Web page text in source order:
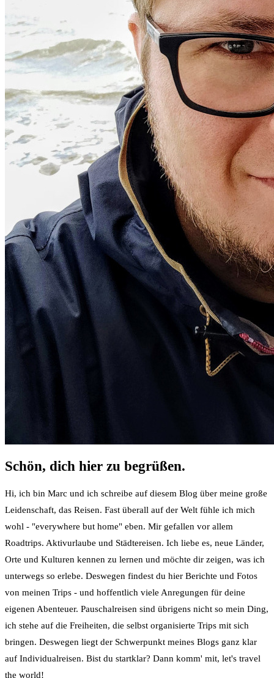
Schön, dich hier zu begrüßen.
Hi, ich bin Marc und ich schreibe auf diesem Blog über meine große
Leidenschaft, das Reisen. Fast überall auf der Welt fühle ich mich
wohl - "everywhere but home" eben. Mir gefallen vor allem
Roadtrips. Aktivurlaube und Städtereisen. Ich liebe es, neue Länder,
Orte und Kulturen kennen zu lernen und möchte dir zeigen, was ich
unterwegs so erlebe. Deswegen findest du hier Berichte und Fotos
von meinen Trips - und hoffentlich viele Anregungen für deine
eigenen Abenteuer. Pauschalreisen sind übrigens nicht so mein Ding,
ich stehe auf die Freiheiten, die selbst organisierte Trips mit sich
bringen. Deswegen liegt der Schwerpunkt meines Blogs ganz klar
auf Individualreisen. Bist du startklar? Dann komm' mit, let's travel
the world!